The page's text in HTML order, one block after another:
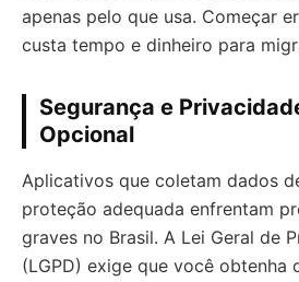
apenas pelo que usa. Começar
custa tempo e dinheiro para
Segurança e
Opcional
Aplicativos que coletam dados
proteção adequada enfrentam
graves no Brasil. A Lei Geral de
(LGPD) exige que você obtenha